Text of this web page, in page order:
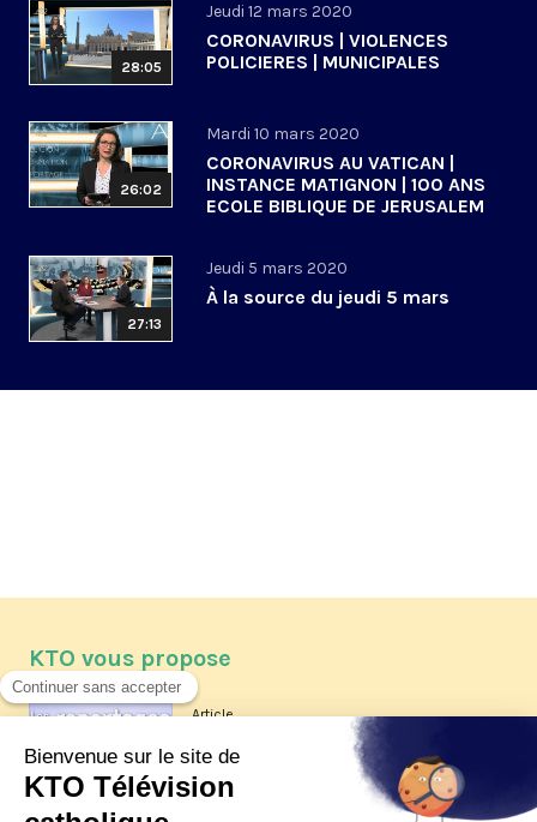
28:05
Jeudi 12 mars 2020
CORONAVIRUS | VIOLENCES
POLICIERES | MUNICIPALES
26:02
Mardi 10 mars 2020
CORONAVIRUS AU VATICAN |
INSTANCE MATIGNON | 100 ANS
ECOLE BIBLIQUE DE JERUSALEM
27:13
Jeudi 5 mars 2020
À la source du jeudi 5 mars
KTO vous propose
Article
Les reportages d'été 2026 de KTO